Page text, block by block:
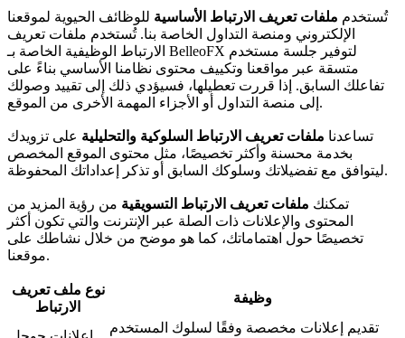
تُستخدم ملفات تعريف الارتباط الأساسية للوظائف الحيوية لموقعنا
الإلكتروني ومنصة التداول الخاصة بنا. تُستخدم ملفات تعريف
الارتباط الوظيفية الخاصة بـ BelleoFX لتوفير جلسة مستخدم
متسقة عبر مواقعنا وتكييف محتوى نظامنا الأساسي بناءً على
تفاعلك السابق. إذا قررت تعطيلها، فسيؤدي ذلك إلى تقييد وصولك
إلى منصة التداول أو الأجزاء المهمة الأخرى من الموقع.
تساعدنا ملفات تعريف الارتباط السلوكية والتحليلية على تزويدك
بخدمة محسنة وأكثر تخصيصًا، مثل محتوى الموقع المخصص
ليتوافق مع تفضيلاتك وسلوكك السابق أو تذكر إعداداتك المحفوظة.
تمكنك ملفات تعريف الارتباط التسويقية من رؤية المزيد من
المحتوى والإعلانات ذات الصلة عبر الإنترنت والتي تكون أكثر
تخصيصًا حول اهتماماتك، كما هو موضح من خلال نشاطك على
موقعنا.
نوع ملف تعريف
الارتباط
وظيفة
تقديم إعلانات مخصصة وفقًا لسلوك المستخدم